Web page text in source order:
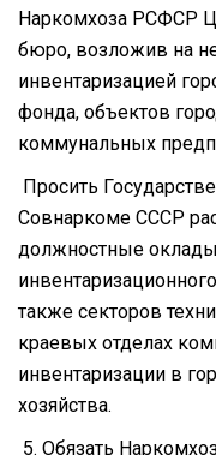
Наркомхоза РСФСР
бюро, возложив на
инвентаризацией
фонда, объектов
коммунальных
Просить
Совнаркоме СССР
должностные
также секторов
краевых отделах
инвентаризации в
хозяйства.
5. Обязать